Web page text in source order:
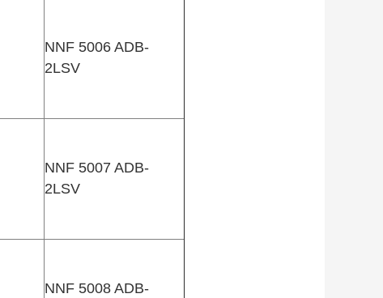
NNF 5006 ADB-
2LSV
NNF 5007 ADB-
2LSV
NNF 5008 ADB-